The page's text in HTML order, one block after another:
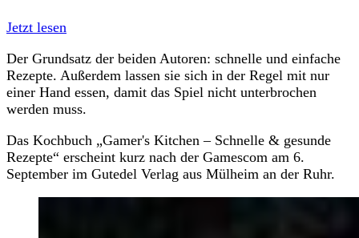
Jetzt lesen
Der Grundsatz der beiden Autoren: schnelle und einfache
Rezepte. Außerdem lassen sie sich in der Regel mit nur
einer Hand essen, damit das Spiel nicht unterbrochen
werden muss.
Das Kochbuch „Gamer's Kitchen – Schnelle & gesunde
Rezepte“ erscheint kurz nach der Gamescom am 6.
September im Gutedel Verlag aus Mülheim an der Ruhr.